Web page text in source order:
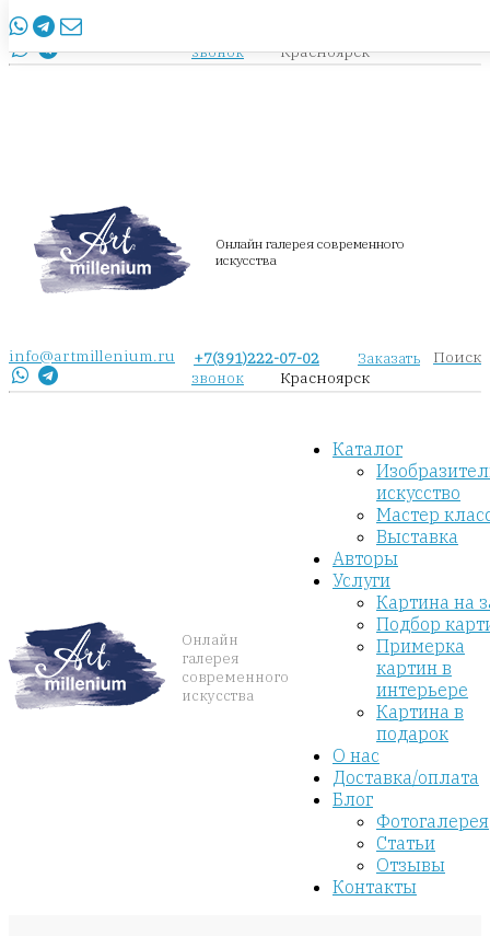
info@artmillenium.ru
звонок
Красноярск
Онлайн галерея современного
искусства
info@artmillenium.ru +7(391)222-07-02
Заказать
звонок
Красноярск
Поиск
Онлайн
галерея
современного
искусства
Каталог
искусство
Мастер
Выставка
Авторы
Услуги
Картина на
Подбор
Примерка
картин в
интерьере
Картина в
подарок
О нас
Доставка/оплата
Блог
Фотогалерея
Статьи
Отзывы
Контакты